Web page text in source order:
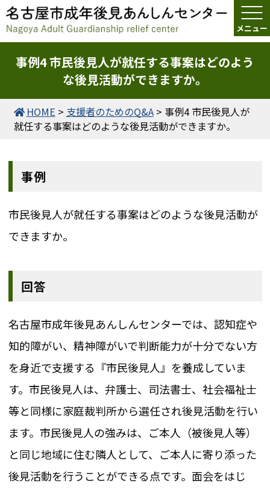
事例4 市民後見人が就任する事案はどのよう
な後見活動ができますか。
HOME > 支援者のためのQ&A> 事例4 市民後見人が
就任する事案はどのような後見活動ができますか。
事例
市民後見人が就任する事案はどのような後見活動が
できますか。
回答
名古屋市成年後見あんしんセンターでは、認知症や
知的障がい、精神障がいで判断能力が十分でない方
を身近で支援する『市民後見人』を養成していま
す。市民後見人は、弁護士、司法書士、社会福祉士
等と同様に家庭裁判所から選任され後見活動を行い
ます。市民後見人の強みは、ご本人（被後見人等）
と同じ地域に住む隣人として、ご本人に寄り添った
後見活動を行うことができる点です。面会をはじ